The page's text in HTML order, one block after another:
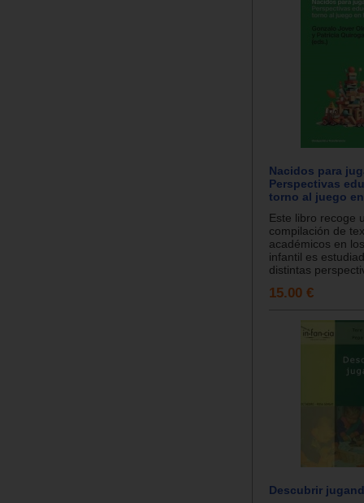
Nacidos para
Perspectivas
torno al juego
Este libro recoge
compilación de
académicos en
infantil es
distintas
15.00 €
Descubrir